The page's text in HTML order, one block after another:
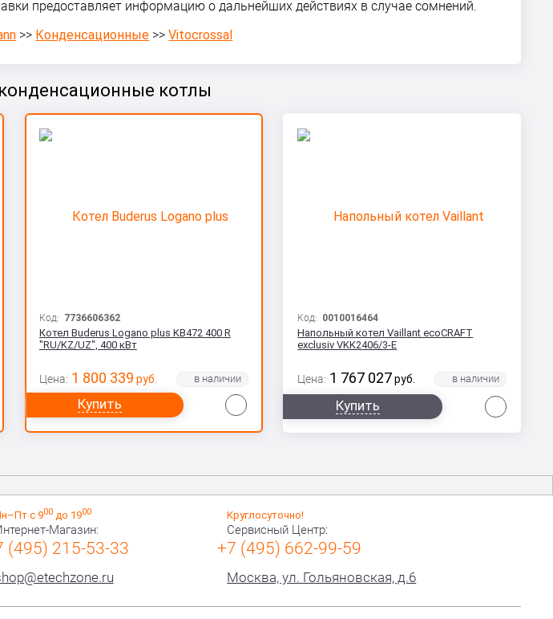
предоставляет информацию о дальнейших действиях в случае сомнений.
>> Конденсационные >>Vitocrossal
котлы
Код: 7736606362
Котел Buderus Logano plus KB472 400 R
"RU/KZ/UZ", 400 кВт
Цена: 1 800 339 руб.
Купить
Код: 0010016464
Напольный котел Vaillant ecoCRAFT
exclusiv VKK2406/3-E
Цена: 1 767 027 руб.
Купить
с 900до 1900
Магазин:
(495) 215-53-33
Круглосуточно!
Сервисный Центр:
+7 (495) 662-99-59
Москва, ул. Гольяновская, д.6